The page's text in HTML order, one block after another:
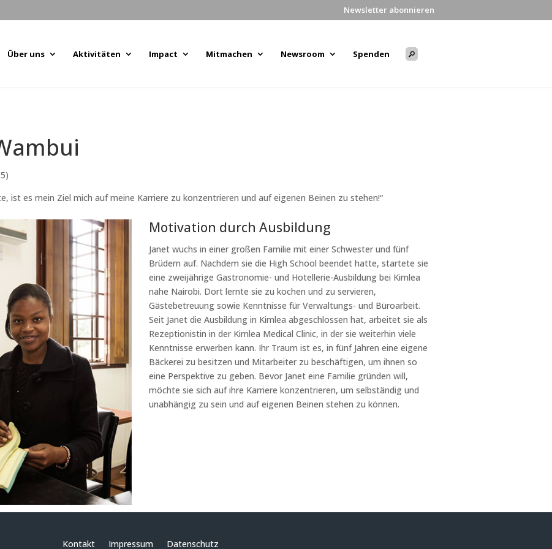
Newsletter abonnieren
Über uns Aktivitäten Impact Mitmachen Newsroom Spenden
ist es mein Ziel mich auf meine Karriere zu konzentrieren und auf eigenen Beinen zu stehen!“
Motivation durch Ausbildung
Janet wuchs in einer großen Familie mit einer Schwester und fünf
Brüdern auf. Nachdem sie die High School beendet hatte, startete sie
eine zweijährige Gastronomie- und Hotellerie-Ausbildung bei Kimlea
nahe Nairobi. Dort lernte sie zu kochen und zu servieren,
Gästebetreuung sowie Kenntnisse für Verwaltungs- und Büroarbeit.
Seit Janet die Ausbildung in Kimlea abgeschlossen hat, arbeitet sie als
Rezeptionistin in der Kimlea Medical Clinic, in der sie weiterhin viele
Kenntnisse erwerben kann. Ihr Traum ist es, in fünf Jahren eine eigene
Bäckerei zu besitzen und Mitarbeiter zu beschäftigen, um ihnen so
eine Perspektive zu geben. Bevor Janet eine Familie gründen will,
möchte sie sich auf ihre Karriere konzentrieren, um selbständig und
unabhängig zu sein und auf eigenen Beinen stehen zu können.
Kontakt Impressum Datenschutz